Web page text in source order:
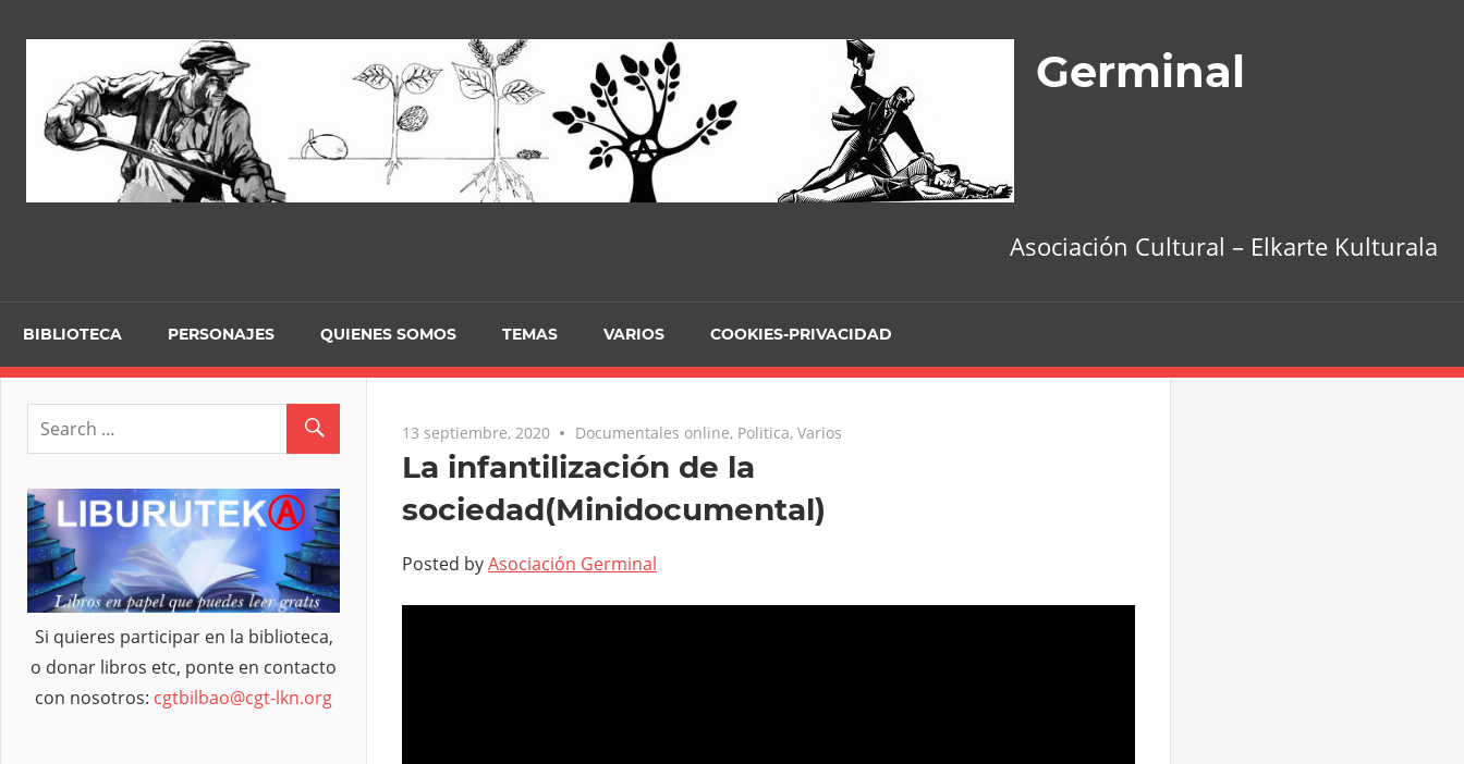
Germinal
Asociación Cultural – Elkarte Kulturala
BIBLIOTECA PERSONAJES QUIENES SOMOS TEMAS VARIOS COOKIES-PRIVACIDAD
13 septiembre, 2020 Documentales online, Politica,Varios
La infantilización de la
sociedad(Minidocumental)
Posted byAsociación Germinal
Si quieres participar en la biblioteca,
o donar libros etc, ponte en contacto
con nosotros: cgtbilbao@cgt-lkn.org